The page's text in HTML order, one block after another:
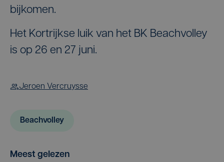
bijkomen.
Het Kortrijkse luik van het BK Beachvolley
is op 26 en 27 juni.
Jeroen Vercruysse
Beachvolley
Meest gelezen